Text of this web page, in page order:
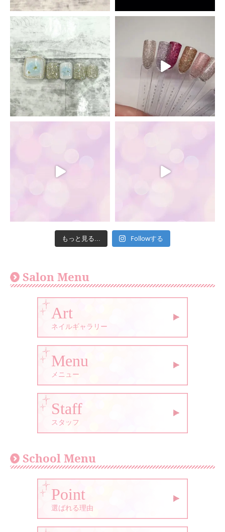
もっと見る... Followする
Salon Menu
Art
ネイルギャラリー
Menu
メニュー
Staff
スタッフ
School Menu
Point
選ばれる理由